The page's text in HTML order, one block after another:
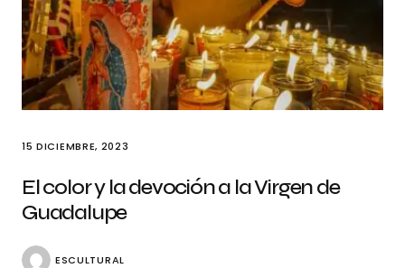
15 DICIEMBRE, 2023
El color y la devoción a la Virgen de
Guadalupe
ESCULTURAL